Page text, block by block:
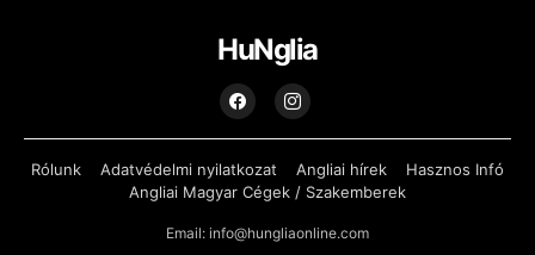
HuNglia
Rólunk Adatvédelmi nyilatkozat Angliai hírek
Hasznos Infó
Angliai Magyar Cégek / Szakemberek
Email: info@hungliaonline.com